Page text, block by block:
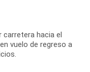
carretera hacia el
vuelo de regreso a